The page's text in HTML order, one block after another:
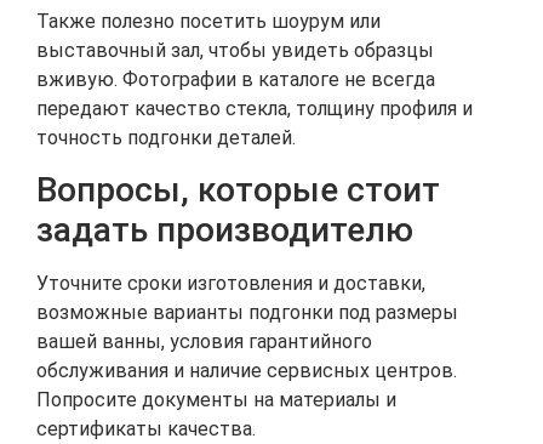
Также полезно посетить шоурум или
выставочный зал, чтобы увидеть образцы
вживую. Фотографии в каталоге не всегда
передают качество стекла, толщину профиля и
точность подгонки деталей.
Вопросы, которые стоит
задать производителю
Уточните сроки изготовления и доставки,
возможные варианты подгонки под размеры
вашей ванны, условия гарантийного
обслуживания и наличие сервисных центров.
Попросите документы на материалы и
сертификаты качества.